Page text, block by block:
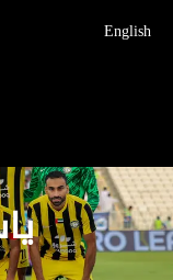
English
الرئيسية
عن
فرق